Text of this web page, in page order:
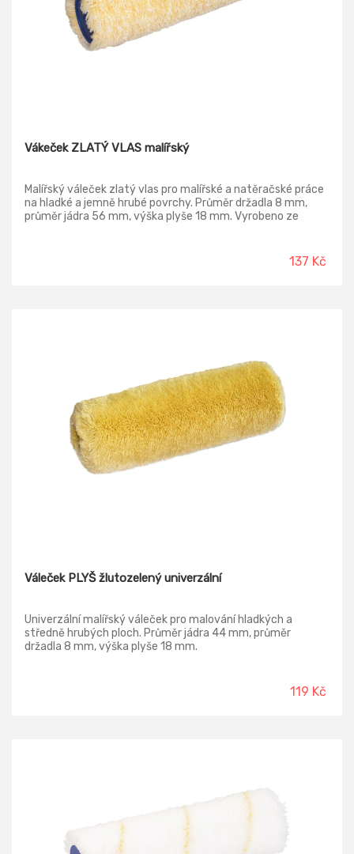
Vákeček ZLATÝ VLAS malířský
Malířský váleček zlatý vlas pro malířské a natěračské práce
na hladké a jemně hrubé povrchy. Průměr držadla 8 mm,
průměr jádra 56 mm, výška plyše 18 mm. Vyrobeno ze
137 Kč
Váleček PLYŠ žlutozelený univerzální
Univerzální malířský váleček pro malování hladkých a
středně hrubých ploch. Průměr jádra 44 mm, průměr
držadla 8 mm, výška plyše 18 mm.
119 Kč